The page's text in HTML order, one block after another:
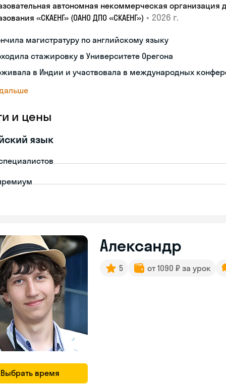
автономная некоммерческая организация
«СКАЕНГ» (ОАНО ДПО «СКАЕНГ») • 2026 г.
магистратуру по английскому языку
стажировку в Университете Орегона
в Индии и участвовала в международных
и цены
язык
Выбрать время
Александр
5 от 1090 ₽ за урок